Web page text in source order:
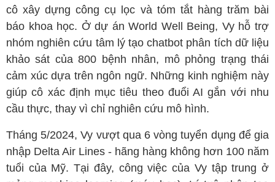
cô xây dựng công cụ lọc và tóm tắt hàng trăm bài
báo khoa học. Ở dự án World Well Being, Vy hỗ trợ
nhóm nghiên cứu tâm lý tạo chatbot phân tích dữ liệu
khảo sát của 800 bệnh nhân, mô phỏng trạng thái
cảm xúc dựa trên ngôn ngữ. Những kinh nghiệm này
giúp cô xác định mục tiêu theo đuổi AI gắn với nhu
cầu thực, thay vì chỉ nghiên cứu mô hình.
Tháng 5/2024, Vy vượt qua 6 vòng tuyển dụng để gia
nhập Delta Air Lines - hãng hàng không hơn 100 năm
tuổi của Mỹ. Tại đây, công việc của Vy tập trung ở